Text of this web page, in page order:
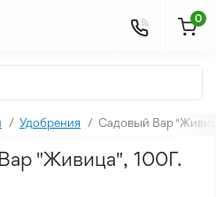
0
Удобрения Садовый Вар
"Живица", 100Г.